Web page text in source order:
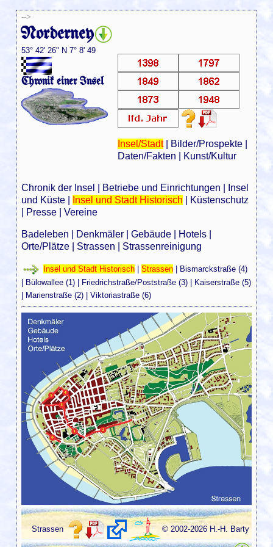
-->
Norderney
53° 42' 26" N 7° 8' 49
Chronik einer Insel
Insel/Stadt| Bilder/Prospekte|
Daten/Fakten
Kunst/Kultur
Chronik der Insel Betriebe und Einrichtungen
Insel
und Küste
Insel und Stadt Historisch
Küstenschutz
Presse |Vereine
Badeleben Denkmäler |Gebäude Hotels
Orte/Plätze
Strassen Strassenreinigung
Insel und Stadt Historisch |Strassen
Bismarckstraße (4)
| Bülowallee (1) | Friedrichstraße/Poststraße (3) | Kaiserstraße (5)
| Marienstraße (2) |Viktoriastraße (6)
Strassen © 2002-2026 H.-H. Barty